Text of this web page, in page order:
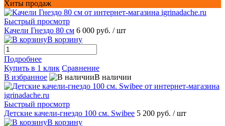
Хиты продаж
Быстрый просмотр
Качели Гнездо 80 см 6 000 руб. / шт
В корзину
Подробнее
Купить в 1 клик Сравнение
В избранное
В наличии
Быстрый просмотр
Детские качели-гнездо 100 см. Swibee 5 200 руб. / шт
В корзину